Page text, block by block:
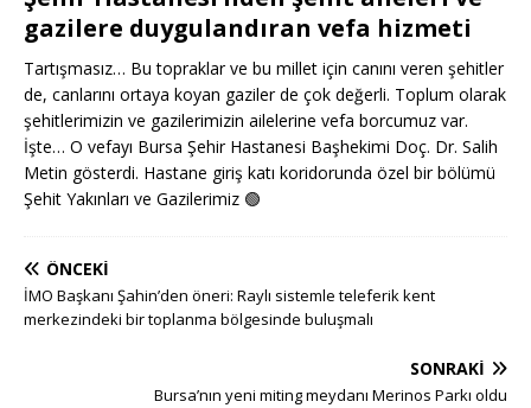
gazilere duygulandıran vefa hizmeti
Tartışmasız… Bu topraklar ve bu millet için canını veren şehitler
de, canlarını ortaya koyan gaziler de çok değerli. Toplum olarak
şehitlerimizin ve gazilerimizin ailelerine vefa borcumuz var.
İşte… O vefayı Bursa Şehir Hastanesi Başhekimi Doç. Dr. Salih
Metin gösterdi. Hastane giriş katı koridorunda özel bir bölümü
Şehit Yakınları ve Gazilerimiz 🟢
ÖNCEKI
İMO Başkanı Şahin’den öneri: Raylı sistemle teleferik kent
merkezindeki bir toplanma bölgesinde buluşmalı
SONRAKI
Bursa’nın yeni miting meydanı Merinos Parkı oldu